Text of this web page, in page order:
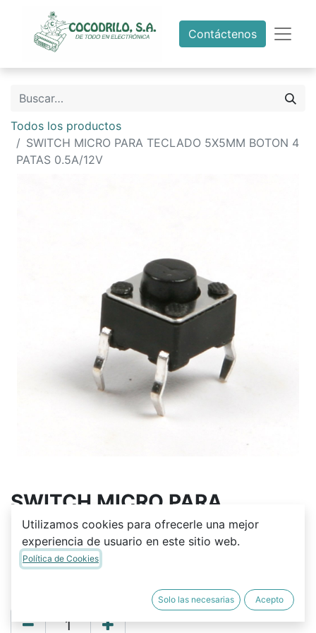
Contáctenos
Todos los productos
SWITCH MICRO PARA TECLADO 5X5MM BOTON 4
PATAS 0.5A/12V
SWITCH MICRO PARA
TECLADO 5X5MM BOTON 4
PATAS 0.5A/12V
Utilizamos cookies para ofrecerle una mejor
experiencia de usuario en este sitio web.
Política de Cookies
Solo las necesarias Acepto